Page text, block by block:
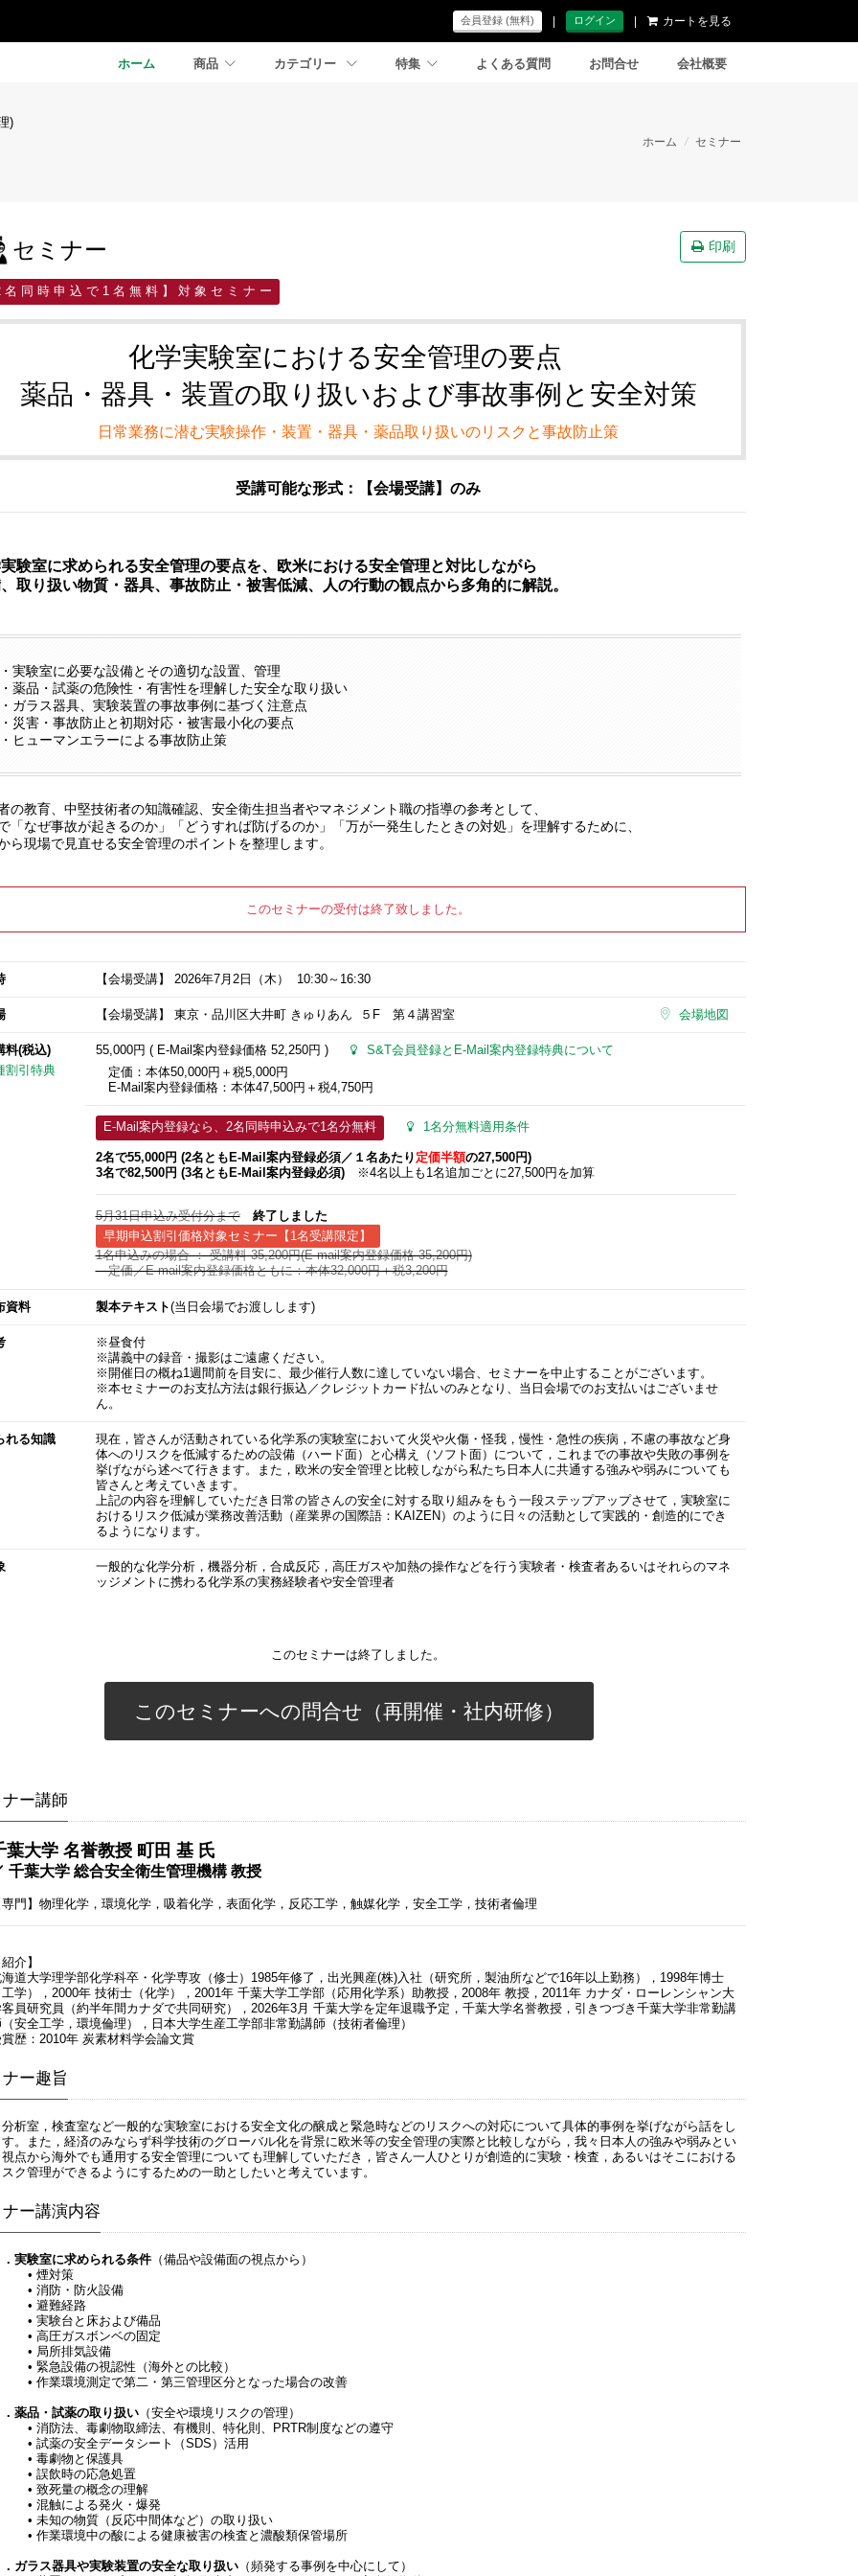
会員登録 (無料) | ログイン | カートを見る
ホーム 商品 カテゴリー 特集 よくある質問 お問合せ 会社概要
)
ホーム / セミナー
セミナー 印刷
名 同 時 申 込 で 1 名 無 料 】 対 象 セ ミ ナ ー
化学実験室における安全管理の要点
薬品・器具・装置の取り扱いおよび事故事例と安全対策
日常業務に潜む実験操作・装置・器具・薬品取り扱いのリスクと事故防止策
受講可能な形式：【会場受講】のみ
験室に求められる安全管理の要点を、欧米における安全管理と対比しながら
取り扱い物質・器具、事故防止・被害低減、人の行動の観点から多角的に解説。
・実験室に必要な設備とその適切な設置、管理
​・薬品・試薬の危険性・有害性を理解した安全な取り扱い
​・ガラス器具、実験装置の事故事例に基づく注意点
​・災害・事故防止と初期対応・被害最小化の要点
​・ヒューマンエラーによる事故防止策
の教育、中堅技術者の知識確認、安全衛生担当者やマネジメント職の指導の参考として、
「なぜ事故が起きるのか」「どうすれば防げるのか」「万が一発生したときの対処」を理解するために、
ら現場で見直せる安全管理のポイントを整理します。
このセミナーの受付は終了致しました。
【会場受講】 2026年7月2日 （木） 10:30～16:30
【会場受講】 東京・品川区大井町 きゅりあん ５F 第４講習室 会場地図
料(税込)
割引特典
55,000円 ( E-Mail案内登録価格 52,250円 )
S&T会員登録とE-Mail案内登録特典について
定価：本体50,000円＋税5,000円
E-Mail案内登録価格：本体47,500円＋税4,750円
E-Mail案内登録なら、2名同時申込みで1名分無料 1名分無料適用条件
2名で55,000円 (2名ともE-Mail案内登録必須​／１名あたり 定価半額の27,500円)
3名で82,500円 (3名ともE-Mail案内登録必須​)
※4名以上も1名追加ごとに27,500円を加算
5月31日申込み受付分まで終了しました
早期申込割引価格対象セミナー【1名受講限定】
1名申込みの場合 ： 受講料 35,200円(E-mail案内登録価格 35,200円)
定価／E-mail案内登録価格ともに：本体32,000円＋税3,200円
資料 製本テキスト(当日会場でお渡しします)
※昼食付
※講義中の録音・撮影はご遠慮ください。
※開催日の概ね1週間前を目安に、最少催行人数に達していない場合、セミナーを中止することがございます。
※本セミナーのお支払方法は銀行振込／クレジットカード払いのみとなり、当日会場でのお支払いはございませ
ん。
れる知識
現在，皆さんが活動されている化学系の実験室において火災や火傷・怪我，慢性・急性の疾病，不慮の事故など身
体へのリスクを低減するための設備（ハード面）と心構え（ソフト面）について，これまでの事故や失敗の事例を
挙げながら述べて行きます。また，欧米の安全管理と比較しながら私たち日本人に共通する強みや弱みについても
皆さんと考えていきます。
上記の内容を理解していただき日常の皆さんの安全に対する取り組みをもう一段ステップアップさせて，実験室に
おけるリスク低減が業務改善活動（産業界の国際語：KAIZEN）のように日々の活動として実践的・創造的にでき
るようになります。
一般的な化学分析，機器分析，合成反応，高圧ガスや加熱の操作などを行う実験者・検査者あるいはそれらのマネ
ッジメントに携わる化学系の実務経験者や安全管理者
このセミナーは終了しました。
このセミナーへの問合せ（再開催・社内研修）
ー講師
葉大学 名誉教授 町田 基 氏
千葉大学 総合安全衛生管理機構 教授
門】物理化学，環境化学，吸着化学，表面化学，反応工学，触媒化学，安全工学，技術者倫理
介】
道大学理学部化学科卒・化学専攻（修士）1985年修了，出光興産(株)入社（研究所，製油所などで16年以上勤務），1998年博士
学），2000年 技術士（化学），2001年 千葉大学工学部（応用化学系）助教授，2008年 教授，2011年 カナダ・ローレンシャン大
員研究員（約半年間カナダで共同研究），2026年3月 千葉大学を定年退職予定，千葉大学名誉教授，引きつづき千葉大学非常勤講
安全工学，環境倫理），日本大学生産工学部非常勤講師（技術者倫理）
歴：2010年 炭素材料学会論文賞
ー趣旨
析室，検査室など一般的な実験室における安全文化の醸成と緊急時などのリスクへの対応について具体的事例を挙げながら話をし
。また，経済のみならず科学技術のグローバル化を背景に欧米等の安全管理の実際と比較しながら，我々日本人の強みや弱みとい
点から海外でも通用する安全管理についても理解していただき，皆さん一人ひとりが創造的に実験・検査，あるいはそこにおける
ク管理ができるようにするための一助としたいと考えています。
ー講演内容
実験室に求められる条件（備品や設備面の視点から）
• 煙対策
• 消防・防火設備
• 避難経路
• 実験台と床および備品
• 高圧ガスボンベの固定
• 局所排気設備
• 緊急設備の視認性（海外との比較）
• 作業環境測定で第二・第三管理区分となった場合の改善
薬品・試薬の取り扱い（安全や環境リスクの管理）
• 消防法、毒劇物取締法、有機則、特化則、PRTR制度などの遵守
• 試薬の安全データシート（SDS）活用
• 毒劇物と保護具
• 誤飲時の応急処置
• 致死量の概念の理解
• 混触による発火・爆発
• 未知の物質（反応中間体など）の取り扱い
• 作業環境中の酸による健康被害の検査と濃酸類保管場所
ガラス器具や実験装置の安全な取り扱い（頻発する事例を中心にして）